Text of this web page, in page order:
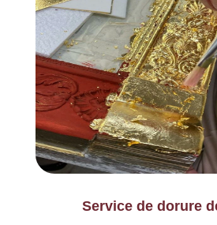
Service de dorure